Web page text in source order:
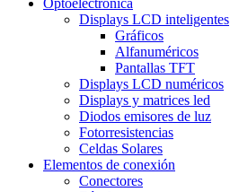
Optoelectronica
Displays LCD inteligentes
Gráficos
Alfanuméricos
Pantallas TFT
Displays LCD numéricos
Displays y matrices led
Diodos emisores de luz
Fotorresistencias
Celdas Solares
Elementos de conexión
Conectores